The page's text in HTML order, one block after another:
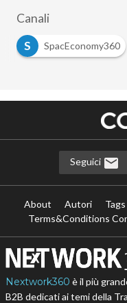
Canali
S
SpacEconomy360
Seguici
About Autori Tags
Terms&Conditions
Nextwork360 è il più
B2B dedicati ai temi della